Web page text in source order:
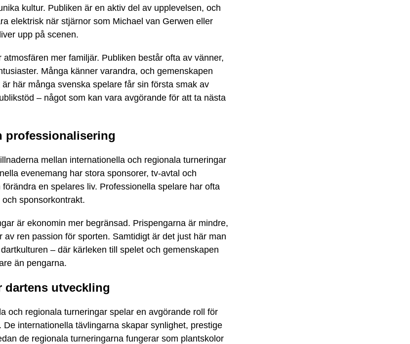
kultur. Publiken är en aktiv del av upplevelsen, och
elektrisk när stjärnor som Michael van Gerwen eller
upp på scenen.
atmosfären mer familjär. Publiken består ofta av vänner,
Många känner varandra, och gemenskapen
här många svenska spelare får sin första smak av
– något som kan vara avgörande för att ta nästa
professionalisering
mellan internationella och regionala turneringar
evenemang har stora sponsorer, tv-avtal och
en spelares liv. Professionella spelare har ofta
sponsorkontrakt.
är ekonomin mer begränsad. Prispengarna är mindre,
av ren passion för sporten. Samtidigt är det just här man
– där kärleken till spelet och gemenskapen
än pengarna.
dartens utveckling
och regionala turneringar spelar en avgörande roll för
De internationella tävlingarna skapar synlighet, prestige
de regionala turneringarna fungerar som plantskolor